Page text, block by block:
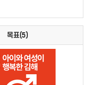
목표(5)